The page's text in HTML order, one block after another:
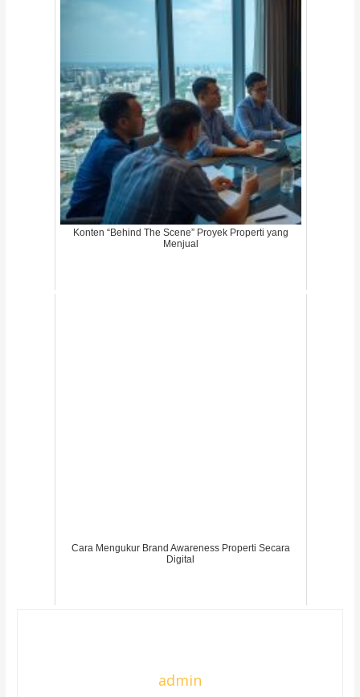
Konten “Behind The Scene” Proyek Properti yang
Menjual
Cara Mengukur Brand Awareness Properti Secara
Digital
admin